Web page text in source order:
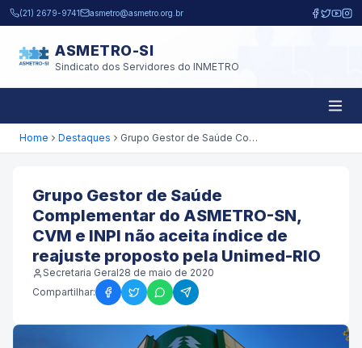
Pular para o conteúdo principal
(21) 2679-9741 asmetro@asmetro.org.br
ASMETRO-SI
Sindicato dos Servidores do INMETRO
Home Destaques Grupo Gestor de Saúde Complementar do ASMETRO-SN, CVM e INPI não aceita índice de reajuste proposto pela Unimed-RIO
Grupo Gestor de Saúde
Complementar do ASMETRO-SN,
CVM e INPI não aceita índice de
reajuste proposto pela Unimed-RIO
Secretaria Geral28 de maio de 2020
Compartilhar: